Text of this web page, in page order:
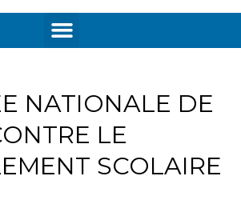
NATIONALE DE
LE
SCOLAIRE